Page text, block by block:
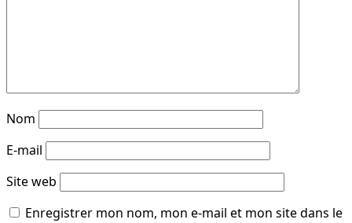
Nom
E-mail
Site web
Enregistrer mon nom, mon e-mail et mon site dans le